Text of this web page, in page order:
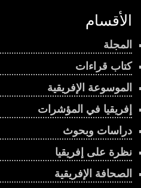
الأقسام
المجلة
كتاب قراءات
الموسوعة الإفريقية
إفريقيا في المؤشرات
دراسات وبحوث
نظرة على إفريقيا
الصحافة الإفريقية